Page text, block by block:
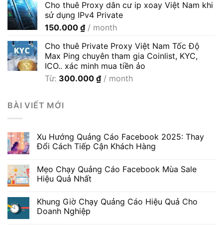
từ
Cho thuê Proxy dân cư ip xoay Việt Nam khi
sử dụng IPv4 Private
150.000 ₫ / month
Cho thuê Private Proxy Việt Nam Tốc Độ
Max Ping chuyên tham gia Coinlist, KYC,
ICO.. xác minh mua tiền ảo
Từ: 300.000 ₫ / month
BÀI VIẾT MỚI
Xu Hướng Quảng Cáo Facebook 2025: Thay
Đổi Cách Tiếp Cận Khách Hàng
Mẹo Chạy Quảng Cáo Facebook Mùa Sale
Hiệu Quả Nhất
Khung Giờ Chạy Quảng Cáo Hiệu Quả Cho
Doanh Nghiệp